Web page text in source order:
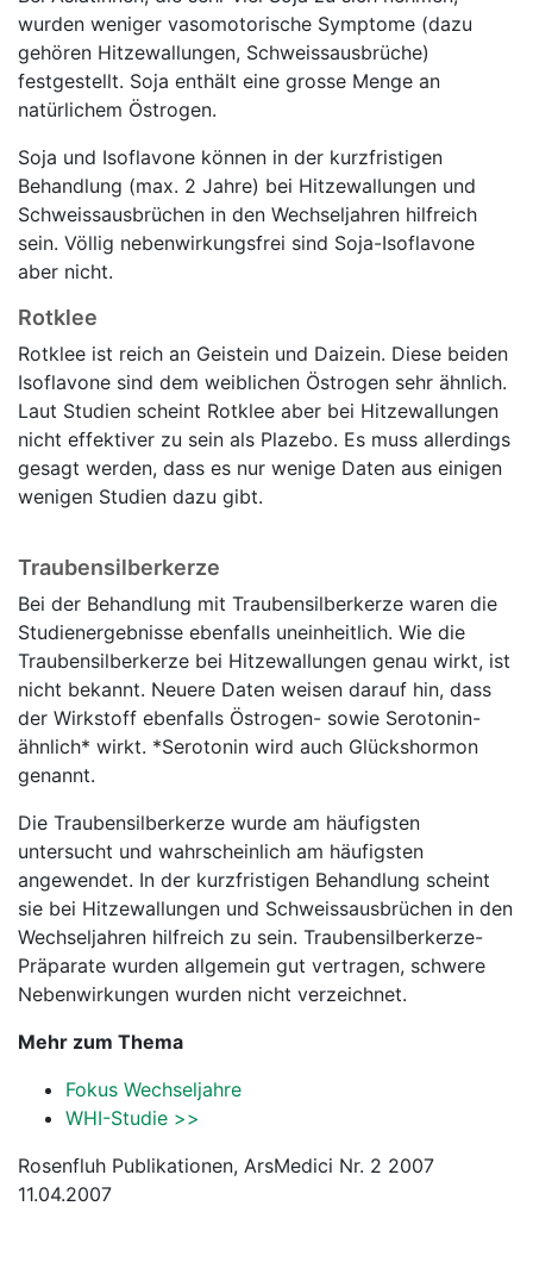
wurden weniger vasomotorische Symptome (dazu
gehören Hitzewallungen, Schweissausbrüche)
festgestellt. Soja enthält eine grosse Menge an
natürlichem Östrogen.
Soja und Isoflavone können in der kurzfristigen
Behandlung (max. 2 Jahre) bei Hitzewallungen und
Schweissausbrüchen in den Wechseljahren hilfreich
sein. Völlig nebenwirkungsfrei sind Soja-Isoflavone
aber nicht.
Rotklee
Rotklee ist reich an Geistein und Daizein. Diese beiden
Isoflavone sind dem weiblichen Östrogen sehr ähnlich.
Laut Studien scheint Rotklee aber bei Hitzewallungen
nicht effektiver zu sein als Plazebo. Es muss allerdings
gesagt werden, dass es nur wenige Daten aus einigen
wenigen Studien dazu gibt.
Traubensilberkerze
Bei der Behandlung mit Traubensilberkerze waren die
Studienergebnisse ebenfalls uneinheitlich. Wie die
Traubensilberkerze bei Hitzewallungen genau wirkt, ist
nicht bekannt. Neuere Daten weisen darauf hin, dass
der Wirkstoff ebenfalls Östrogen- sowie Serotonin-
ähnlich* wirkt. *Serotonin wird auch Glückshormon
genannt.
Die Traubensilberkerze wurde am häufigsten
untersucht und wahrscheinlich am häufigsten
angewendet. In der kurzfristigen Behandlung scheint
sie bei Hitzewallungen und Schweissausbrüchen in den
Wechseljahren hilfreich zu sein. Traubensilberkerze-
Präparate wurden allgemein gut vertragen, schwere
Nebenwirkungen wurden nicht verzeichnet.
Mehr zum Thema
Fokus Wechseljahre
WHI-Studie >>
Rosenfluh Publikationen, ArsMedici Nr. 2 2007
11.04.2007